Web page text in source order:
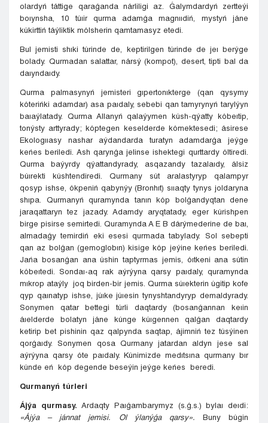
olardyń táttige qaraǵanda nárliligi az. Ǵalymdardyń zertteýi
boıynsha, 10 túıir qurma adamǵa magnııdiń, mystyń jáne
kúkirttiń táýliktik mólsherin qamtamasyz etedi.
Bul jemisti shıki túrinde de, keptirilgen túrinde de jeı berýge
bolady. Qurmadan salattar, nársý (kompot), desert, tipti bal da
daıyndaıdy.
Qurma palmasynyń jemisteri gıpertonıkterge (qan qysymy
kóterińki adamdar) asa paıdaly, sebebi qan tamyrynyń tarylýyn
baıaýlatady. Qurma Allanyń qalaýymen kúsh-qýatty kóbeıtip,
tonýsty arttyrady; kóptegen keselderde kómektesedi; ásirese
Ekologııasy nashar aýdandarda turatyn adamdarǵa jeýge
keńes beriledi. Ash qarynǵa jelinse ishektegi qurttardy óltiredi.
Qurma baýyrdy qýattandyrady, asqazandy tazalaıdy, álsiz
búırekti kúshtendiredi. Qurmany sút aralastyryp qalampyr
qosyp ishse, ókpeniń qabynýy (Bronhıt) sııaqty tynys joldaryna
shıpa. Qurmanyń quramynda tanın kóp bolǵandyqtan dene
jaraqattaryn tez jazady. Adamdy aryqtatady, eger kúrishpen
birge pisirse semirtedi. Quramynda A E B dárýmederine de baı,
almadaǵy temirdiń eki esesi qurmada tabylady. Sol sebepti
qan az bolǵan (gemoglobın) kisige kóp jeýine keńes beriledi.
Jańa bosanǵan ana úshin taptyrmas jemis, óıtkeni ana sútin
kóbeıtedi. Sondaı-aq rak aýrýyna qarsy paıdaly, quramynda
mıkrop ataýly joq birden-bir jemis. Qurma súıekterin úgitip kofe
qyp qaınatyp ishse, júıke júıesin tynyshtandyryp demaldyrady.
Sonymen qatar bettegi túrli daqtardy (bosanǵannan keıin
áıelderde bolatyn jáne kúnge kúıgennen qalǵan daqtardy
ketirip bet pishinin qaz qalpynda saqtap, ájimniń tez túsýinen
qorǵaıdy. Sonymen qosa Qurmany jatardan aldyn jese sal
aýrýyna qarsy óte paıdaly. Kúnimizde medıtsına qurmany bır
kúnde eń kóp degende beseýin jeýge keńes beredi.
Qurmanyń túrleri
Ájýa qurmasy. Ardaqty Paıǵambarymyz (s.ǵ.s.) bylaı deıdi:
«Ájýa– jánnat jemisi. Ol ýlanýǵa qarsy». Buny búgin